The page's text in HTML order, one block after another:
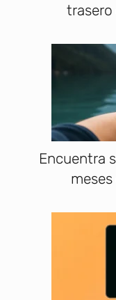
trasero
Encuentra